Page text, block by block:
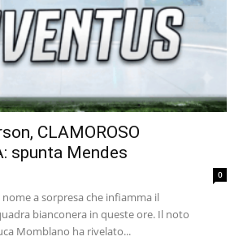
CLAMOROSO
spunta Mendes
0
nome a sorpresa che infiamma il
bianconera in queste ore. Il noto
Momblano ha rivelato...